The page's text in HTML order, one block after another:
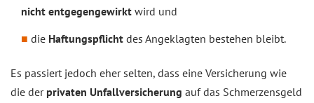
nicht entgegengewirkt wird und
die Haftungspflicht des Angeklagten bestehen bleibt.
Es passiert jedoch eher selten, dass eine Versicherung wie
die der privaten Unfallversicherung auf das Schmerzensgeld